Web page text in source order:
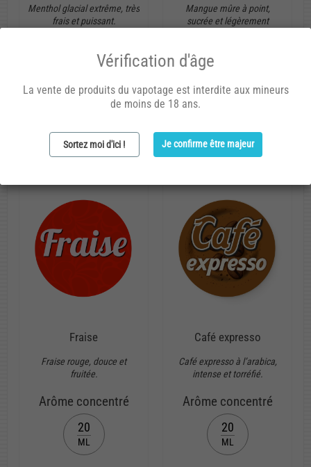
Menthol glacial extrême, très
frais et puissant.
ML
7,90 €
Mangue mûre à point,
sucrée et légèrement
Arôme concentré
20
6,20 €
Fraise
Fraise rouge, douce et
fruitée.
Arôme concentré
20
ML
Café expresso
Café expresso à l’arabica,
intense et torréfié.
Arôme concentré
20
ML
Vérification d'âge
La vente de produits du vapotage est interdite aux mineurs
de moins de 18 ans.
Sortez moi d'ici ! Je confirme être majeur